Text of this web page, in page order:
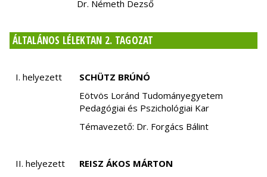
Dr. Németh Dezső
ÁLTALÁNOS LÉLEKTAN 2. TAGOZAT
I. helyezett
SCHÜTZ BRÚNÓ
Eötvös Loránd Tudományegyetem
Pedagógiai és Pszichológiai Kar
Témavezető: Dr. Forgács Bálint
II. helyezett
REISZ ÁKOS MÁRTON